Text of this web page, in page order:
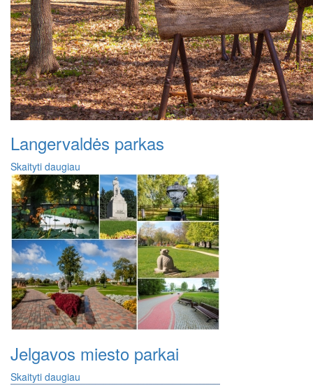
Langervaldės parkas
Skaityti daugiau
Jelgavos miesto parkai
Skaityti daugiau